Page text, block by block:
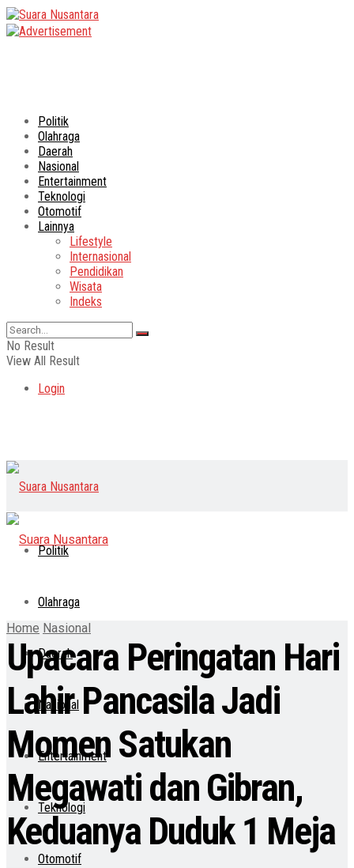
Politik
Olahraga
Daerah
Nasional
Entertainment
Teknologi
Otomotif
Lainnya
Lifestyle
Internasional
Pendidikan
Wisata
Indeks
No Result
View All Result
Login
Politik
Olahraga
Daerah
Nasional
Entertainment
Teknologi
Otomotif
Home Nasional
Upacara Peringatan Hari
Lahir Pancasila Jadi
Momen Satukan
Megawati dan Gibran,
Keduanya Duduk 1 Meja